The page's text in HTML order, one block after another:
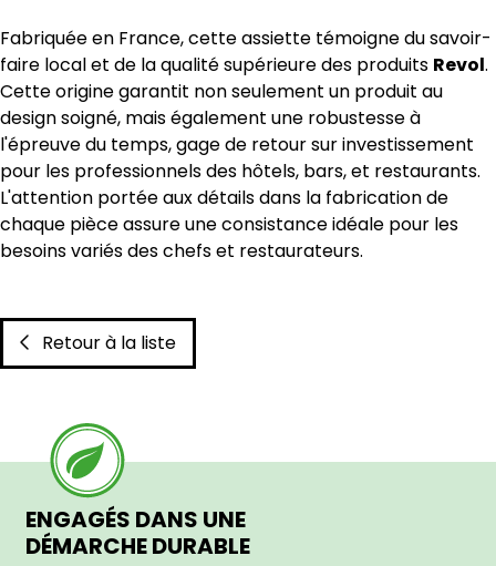
Fabriquée en France, cette assiette témoigne du savoir-
faire local et de la qualité supérieure des produits Revol.
Cette origine garantit non seulement un produit au
design soigné, mais également une robustesse à
l'épreuve du temps, gage de retour sur investissement
pour les professionnels des hôtels, bars, et restaurants.
L'attention portée aux détails dans la fabrication de
chaque pièce assure une consistance idéale pour les
besoins variés des chefs et restaurateurs.
Retour à la liste
ENGAGÉS DANS UNE
DÉMARCHE DURABLE